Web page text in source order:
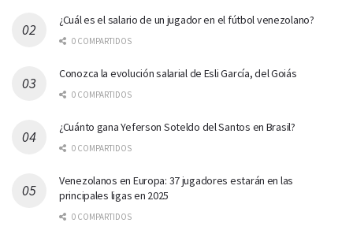
¿Cuál es el salario de un jugador en el fútbol venezolano?
0 COMPARTIDOS
Conozca la evolución salarial de Esli García, del Goiás
0 COMPARTIDOS
¿Cuánto gana Yeferson Soteldo del Santos en Brasil?
0 COMPARTIDOS
Venezolanos en Europa: 37 jugadores estarán en las
principales ligas en 2025
0 COMPARTIDOS